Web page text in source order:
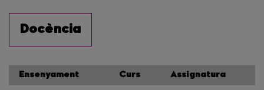
Docència
Ensenyament Curs Assignatura